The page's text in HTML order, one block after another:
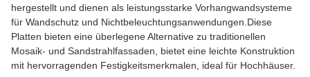
hergestellt und dienen als leistungsstarke Vorhangwandsysteme
für Wandschutz und Nichtbeleuchtungsanwendungen.Diese
Platten bieten eine überlegene Alternative zu traditionellen
Mosaik- und Sandstrahlfassaden, bietet eine leichte Konstruktion
mit hervorragenden Festigkeitsmerkmalen, ideal für Hochhäuser.